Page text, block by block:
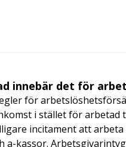
innebär det för
för
i stället för arbetad
incitament att
a-kassor.